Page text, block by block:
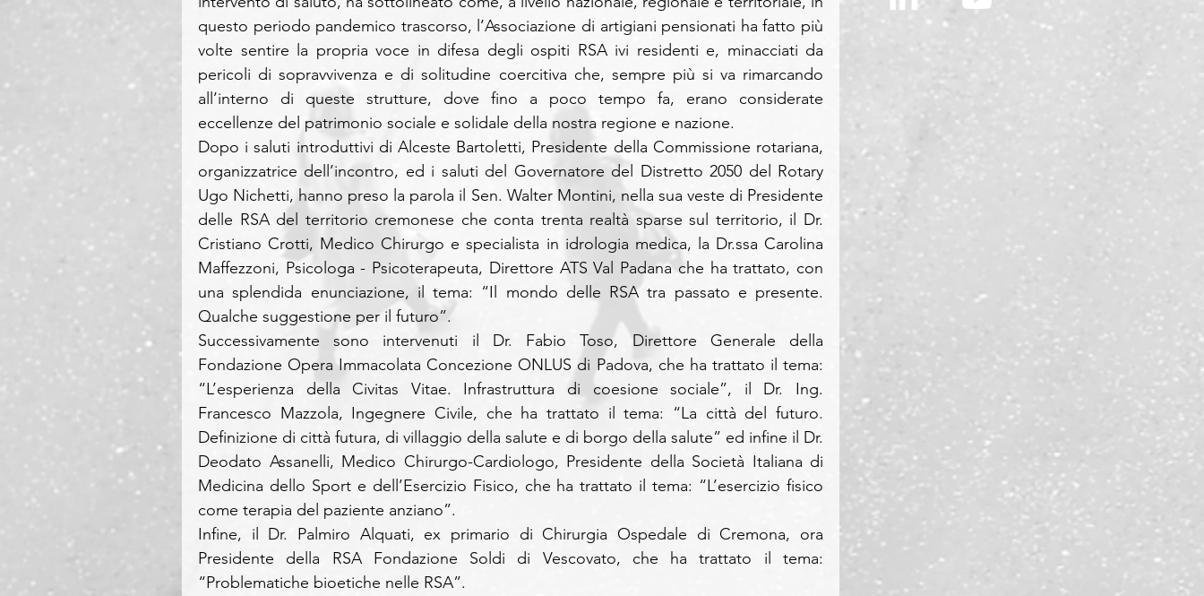
questo periodo pandemico trascorso, l’Associazione di artigiani pensionati ha fatto più
volte sentire la propria voce in difesa degli ospiti RSA ivi residenti e, minacciati da
pericoli di sopravvivenza e di solitudine coercitiva che, sempre più si va rimarcando
all’interno di queste strutture, dove fino a poco tempo fa, erano considerate
eccellenze del patrimonio sociale e solidale della nostra regione e nazione.
Dopo i saluti introduttivi di Alceste Bartoletti, Presidente della Commissione rotariana,
organizzatrice dell’incontro, ed i saluti del Governatore del Distretto 2050 del Rotary
Ugo Nichetti, hanno preso la parola il Sen. Walter Montini, nella sua veste di Presidente
delle RSA del territorio cremonese che conta trenta realtà sparse sul territorio, il Dr.
Cristiano Crotti, Medico Chirurgo e specialista in idrologia medica, la Dr.ssa Carolina
Maffezzoni, Psicologa - Psicoterapeuta, Direttore ATS Val Padana che ha trattato, con
una splendida enunciazione, il tema: “Il mondo delle RSA tra passato e presente.
Qualche suggestione per il futuro”.
Successivamente sono intervenuti il Dr. Fabio Toso, Direttore Generale della
Fondazione Opera Immacolata Concezione ONLUS di Padova, che ha trattato il tema:
“L’esperienza della Civitas Vitae. Infrastruttura di coesione sociale”, il Dr. Ing.
Francesco Mazzola, Ingegnere Civile, che ha trattato il tema: “La città del futuro.
Definizione di città futura, di villaggio della salute e di borgo della salute” ed infine il Dr.
Deodato Assanelli, Medico Chirurgo-Cardiologo, Presidente della Società Italiana di
Medicina dello Sport e dell’Esercizio Fisico, che ha trattato il tema: “L’esercizio fisico
come terapia del paziente anziano”.
Infine, il Dr. Palmiro Alquati, ex primario di Chirurgia Ospedale di Cremona, ora
Presidente della RSA Fondazione Soldi di Vescovato, che ha trattato il tema:
“Problematiche bioetiche nelle RSA”.